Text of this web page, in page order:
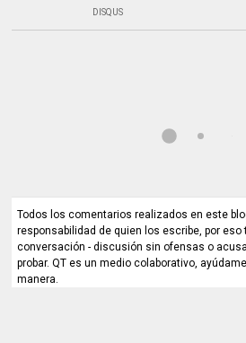
DISQUS
Todos los comentarios realizados en este
responsabilidad de quien los escribe, por
conversación - discusión sin ofensas o
probar. QT es un medio colaborativo,
manera.